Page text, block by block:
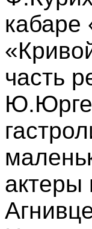
часть
актеры